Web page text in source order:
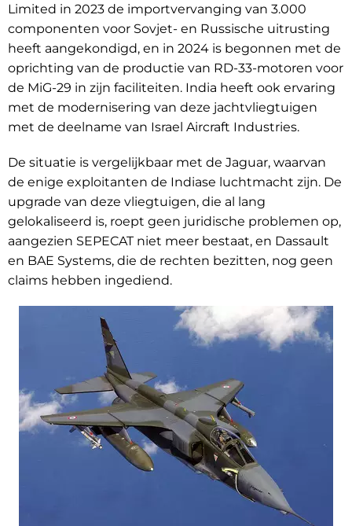
Limited in 2023 de importvervanging van 3.000
componenten voor Sovjet- en Russische uitrusting
heeft aangekondigd, en in 2024 is begonnen met de
oprichting van de productie van RD-33-motoren voor
de MiG-29 in zijn faciliteiten. India heeft ook ervaring
met de modernisering van deze jachtvliegtuigen
met de deelname van Israel Aircraft Industries.
De situatie is vergelijkbaar met de Jaguar, waarvan
de enige exploitanten de Indiase luchtmacht zijn. De
upgrade van deze vliegtuigen, die al lang
gelokaliseerd is, roept geen juridische problemen op,
aangezien SEPECAT niet meer bestaat, en Dassault
en BAE Systems, die de rechten bezitten, nog geen
claims hebben ingediend.